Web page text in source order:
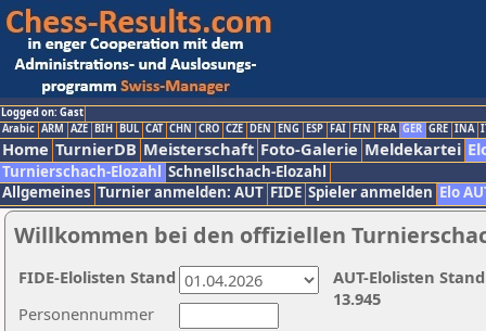
Logged on: Gast
Arabic ARM AZE BIH BUL CAT CHN CRO CZE DEN ENG ESP FAI FIN FRA GER GRE INA
Home TurnierDB Meisterschaft Foto-Galerie Meldekartei
Turnierschach-Elozahl Schnellschach-Elozahl
Allgemeines Turnier anmelden: AUT FIDE Spieler anmelden Elo
Willkommen bei den offiziellen
Personennummer
AUT-Elolisten
13.945
FIDE-Elolisten Stand